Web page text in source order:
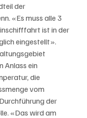
der
«Es muss alle 3
ist in der
eingestellt».
Anlass ein
die
vom
der
«Das wird am